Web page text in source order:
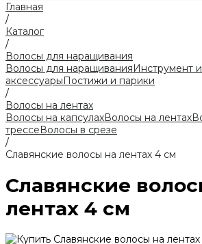
Главная
/
Каталог
/
Волосы для наращивания
Волосы для наращиванияИнструмент и
аксессуарыПостижи и парики
/
Волосы на лентах
Волосы на капсулахВолосы на лентах
трессеВолосы в срезе
/
Славянские волосы на лентах 4 см
Славянские
лентах 4 см